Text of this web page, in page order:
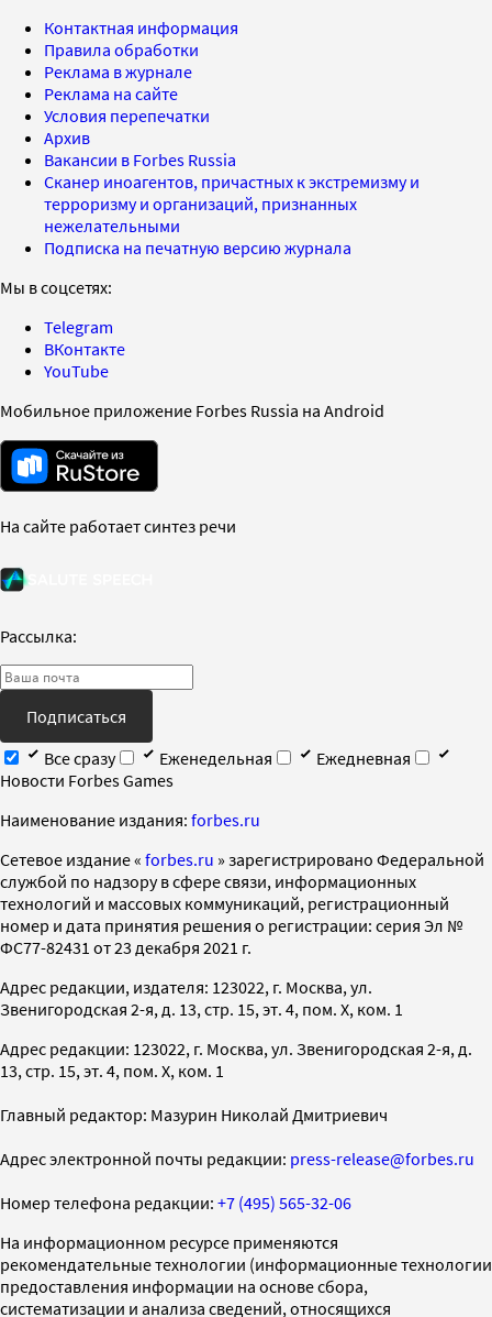
Контактная информация
Правила обработки
Реклама в журнале
Реклама на сайте
Условия перепечатки
Архив
Вакансии в Forbes Russia
Сканер иноагентов, причастных к экстремизму и
терроризму и организаций, признанных
нежелательными
Подписка на печатную версию журнала
Мы в соцсетях:
Telegram
ВКонтакте
YouTube
Мобильное приложение Forbes Russia на Android
На сайте работает синтез речи
Рассылка:
Подписаться
Все сразу
Еженедельная
Ежедневная
Новости Forbes Games
Наименование издания: forbes.ru
Cетевое издание « forbes.ru » зарегистрировано Федеральной
службой по надзору в сфере связи, информационных
технологий и массовых коммуникаций, регистрационный
номер и дата принятия решения о регистрации: серия Эл №
ФС77-82431 от 23 декабря 2021 г.
Адрес редакции, издателя: 123022, г. Москва, ул.
Звенигородская 2-я, д. 13, стр. 15, эт. 4, пом. X, ком. 1
Адрес редакции: 123022, г. Москва, ул. Звенигородская 2-я, д.
13, стр. 15, эт. 4, пом. X, ком. 1
Главный редактор: Мазурин Николай Дмитриевич
Адрес электронной почты редакции: press-release@forbes.ru
Номер телефона редакции: +7 (495) 565-32-06
На информационном ресурсе применяются
рекомендательные технологии (информационные технологии
предоставления информации на основе сбора,
систематизации и анализа сведений, относящихся